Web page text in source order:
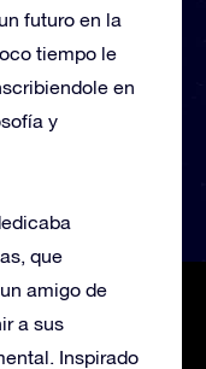
futuro en la
tiempo le
en
y
que
amigo de
a sus
Inspirado